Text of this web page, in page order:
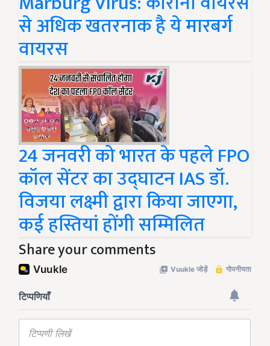
से अधिक खतरनाक है ये मारबर्ग
वायरस
24 जनवरी को भारत के पहले FPO
कॉल सेंटर का उद्घाटन IAS डॉ.
विजया लक्ष्मी द्वारा किया जाएगा,
कई हस्तियां होंगी सम्मिलित
Share your comments